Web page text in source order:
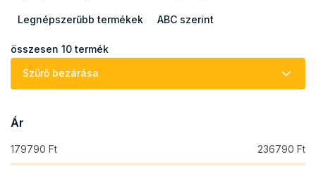
m
k
e
n
d
e
Legnépszerűbb termékek ABC szerint
összesen 10termék
Szűrő bezárása
Ár
179790 Ft 236790 Ft